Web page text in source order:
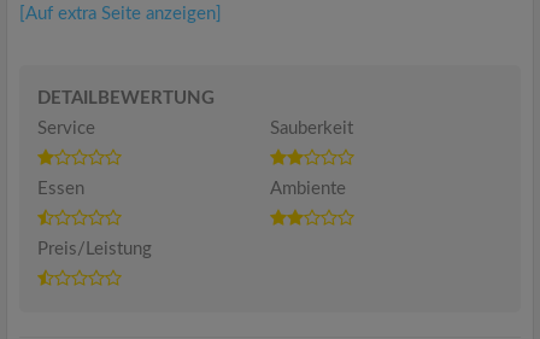
[Auf extra Seite anzeigen]
DETAILBEWERTUNG
Service
Sauberkeit
Essen Ambiente
Preis/Leistung